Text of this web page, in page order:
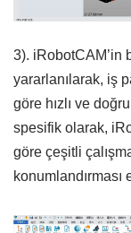
3). iRobotCAM’in
yararlanılarak, iş
göre hızlı ve
spesifik olarak,
göre çeşitli
konumlandırması